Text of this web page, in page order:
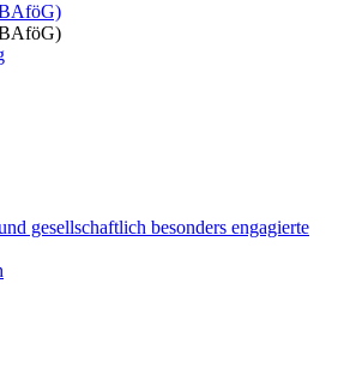
gesellschaftlich besonders engagierte